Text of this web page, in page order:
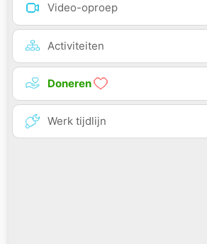
Video-oproep
Activiteiten
Doneren
Werk tijdlijn